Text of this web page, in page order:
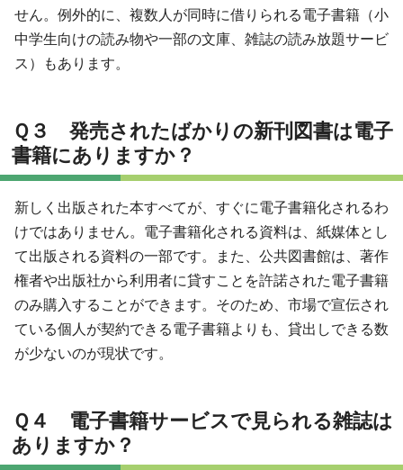
せん。例外的に、複数人が同時に借りられる電子書籍（小
中学生向けの読み物や一部の文庫、雑誌の読み放題サービ
ス）もあります。
Ｑ３ 発売されたばかりの新刊図書は電子
書籍にありますか？
新しく出版された本すべてが、すぐに電子書籍化されるわ
けではありません。電子書籍化される資料は、紙媒体とし
て出版される資料の一部です。また、公共図書館は、著作
権者や出版社から利用者に貸すことを許諾された電子書籍
のみ購入することができます。そのため、市場で宣伝され
ている個人が契約できる電子書籍よりも、貸出しできる数
が少ないのが現状です。
Ｑ４ 電子書籍サービスで見られる雑誌は
ありますか？